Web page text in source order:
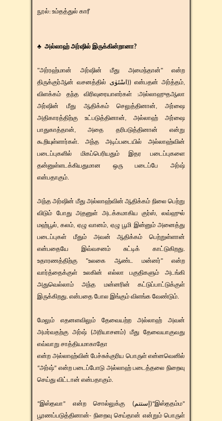
​​நூல்: உம்தத்துல் காரீ
♣ அல்லாஹ் அர்ஷில் இருக்கின்றானா?
"அர்ரஹ்மான் அர்ஷின் மீது அமைந்தான்" என்ற
திருக்குர்ஆன் வசனத்தில் اسْتَوٰى)) என்பதன் அர்த்தம்,
விளக்கம் தந்த விரிவுரையாளர்கள் :அல்லாஹுதஆலா
அர்ஷின் மீது ஆதிக்கம் செலுத்தினான், அர்ஷை
அதிகாரத்திற்கு உட்படுத்தினான், அல்லாஹ் அர்ஷை
பாதுகாத்தான், அதை தரிபடுத்தினான் என்று
கூறியுள்ளார்கள். அந்த அடிப்படையில் அல்லாஹ்வின்
படைப்புகளில் மிகப்பெரியதும் இதர படைப்புகளை
தன்னுள்ளடக்கியதுமான ஒரு படைப்பே அர்ஷ்
என்பதாகும்.
அந்த அர்ஷின் மீது அல்லாஹ்வின் ஆதிக்கம் நிலை பெற்று
விடும் போது அதனுள் அடக்கமாகிய குர்ஸ், லவ்ஹுல்
மஹ்பூல், கலம், ஏழு வானம், ஏழு பூமி இன்னும் அனைத்து
படைப்புகள் மீதும் அவன் ஆதிக்கம் பெற்றுள்ளான்
என்பதையே இவ்வசனம் சுட்டிக் காட்டுகிறது.
உதாரணத்திற்கு "உலகை ஆண்ட மன்னர்" என்ற
வார்த்தைக்குள் உலகின் எல்லா பகுதிகளும் அடங்கி
அதுவெல்லாம் அந்த மன்னரின் கட்டுப்பாட்டுக்குள்
இருக்கிறது. என்பதை போல இங்கும் விளங்க வேண்டும்.
மேலும் எதனளவிலும் தேவையற்ற அல்லாஹ் அவன்
அமர்வதற்கு அர்ஷ் (அரியாசனம்) மீது தேவையாகுவது
எவ்வாறு சாத்தியமாகாதோ
என்ற அல்லாஹ்வின் பேச்சுக்குரிய பொருள் என்னவெனில்
“அர்ஷ்” என்ற படைப்போடு அல்லாஹ் படைத்தலை நிறைவு
செய்து விட்டான் என்பதாகும்.
“இஸ்தவா” என்ற சொல்லுக்கு (إستتم)“இஸ்ததம்ம”
பூரணப்படுத்தினான்- நிறைவு செய்தான் என்றும் பொருள்